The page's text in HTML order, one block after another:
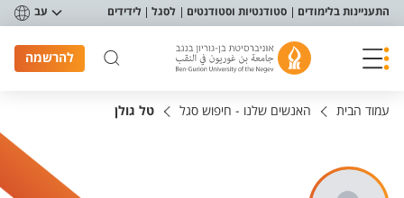
תפריט נגישות
התעניינות בלימודים סטודנטיות וסטודנטים לסגל לידידים עב
להרשמה
עמוד הבית האנשים שלנו - חיפוש סגל טל גולן